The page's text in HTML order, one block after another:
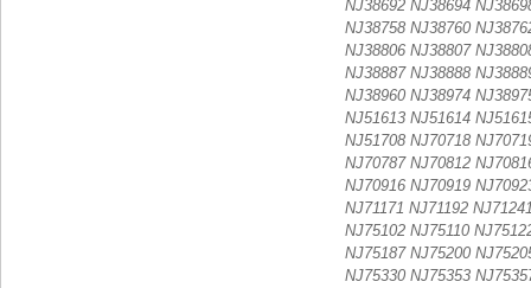
NJ38692 NJ38694
NJ38758 NJ38760
NJ38806 NJ38807
NJ38887 NJ38888
NJ38960 NJ38974
NJ51613 NJ51614
NJ51708 NJ70718
NJ70787 NJ70812
NJ70916 NJ70919
NJ71171 NJ71192
NJ75102 NJ75110
NJ75187 NJ75200
NJ75330 NJ75353